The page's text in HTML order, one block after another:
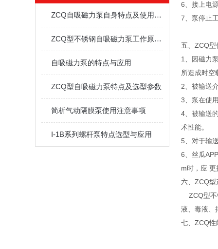
ZCQ自吸磁力泵自身特点及使用注意事项
ZCQ型不锈钢自吸磁力泵工作原理和用途
自吸磁力泵的特点与应用
ZCQ型自吸磁力泵特点及选型参数
简析气动隔膜泵使用注意事项
I-1B系列螺杆泵特点选型与应用
6、接上电
7、泵停止
五、ZCQ型
1、因磁力
所造成时空
2、被输送
3、泵在使
4、被输送
术性能。
5、对于输
6、丝瓜
m时，应 更
六、ZCQ型
ZCQ型不
液、毒液、
七、ZCQ性